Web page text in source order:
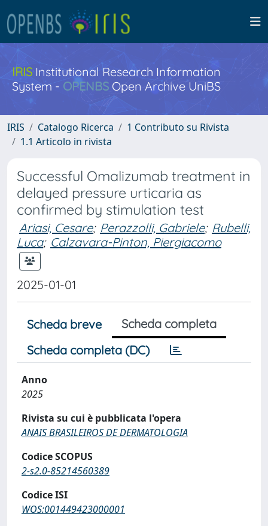
IRISInstitutional Research Information
System - OPENBS Open Archive UniBS
IRIS Catalogo Ricerca
1 Contributo su Rivista
1.1 Articolo in rivista
Successful Omalizumab treatment in
delayed pressure urticaria as
confirmed by stimulation test
Ariasi, Cesare; Perazzolli, Gabriele; Rubelli,
Luca; Calzavara-Pinton, Piergiacomo
2025-01-01
Scheda breve
Scheda completa
Scheda completa (DC)
Anno
2025
Rivista su cui è pubblicata l'opera
ANAIS BRASILEIROS DE DERMATOLOGIA
Codice SCOPUS
2-s2.0-85214560389
Codice ISI
WOS:001449423000001